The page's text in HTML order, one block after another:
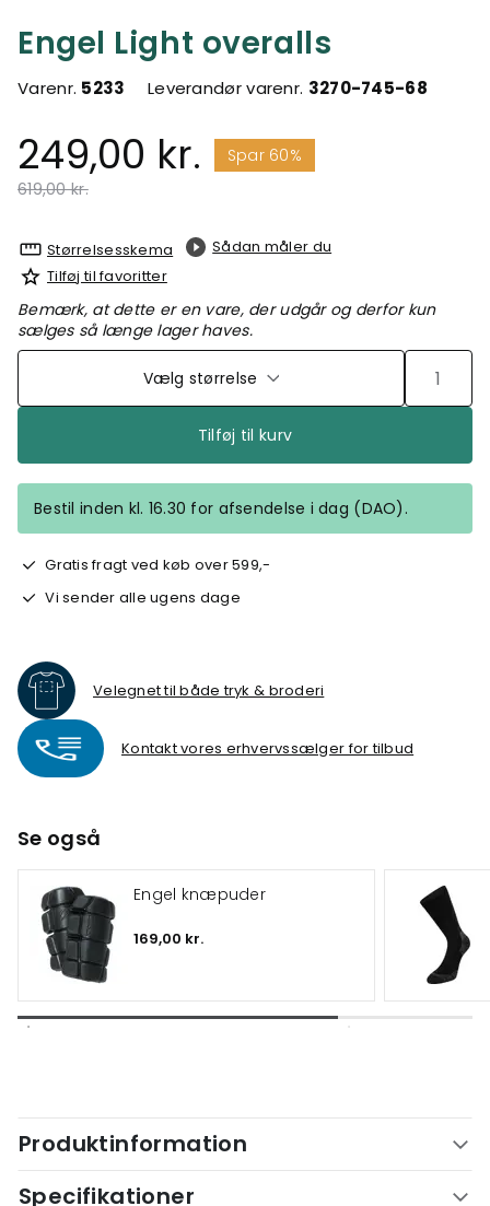
Engel Light overalls
Varenr. 5233 Leverandør varenr. 3270-745-68
249,00 kr.
Spar 60%
Pris nedsat fra
619,00 kr.til
Størrelsesskema
Sådan måler du
Tilføj til favoritter
Bemærk, at dette er en vare, der udgår og derfor kun
sælges så længe lager haves.
Vælg størrelse
Tilføj til kurv
Bestil inden kl. 16.30 for afsendelse i dag (DAO).
Gratis fragt ved køb over 599,-
Vi sender alle ugens dage
Velegnet til både tryk & broderi
Kontakt vores erhvervssælger for tilbud
Se også
Engel knæpuder
169,00 kr.
Produktinformation
Specifikationer